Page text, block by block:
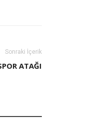
Sonraki İçerik
ATAĞI